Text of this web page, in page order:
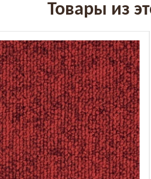
Товары из